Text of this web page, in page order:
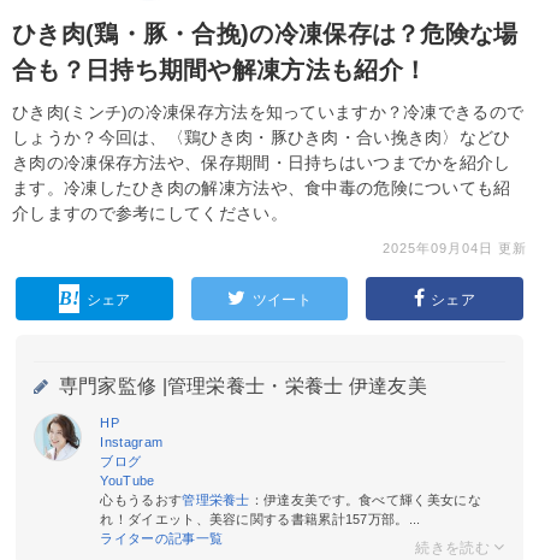
ひき肉(鶏・豚・合挽)の冷凍保存は？危険な場
合も？日持ち期間や解凍方法も紹介！
ひき肉(ミンチ)の冷凍保存方法を知っていますか？冷凍できるので
しょうか？今回は、〈鶏ひき肉・豚ひき肉・合い挽き肉〉などひ
き肉の冷凍保存方法や、保存期間・日持ちはいつまでかを紹介し
ます。冷凍したひき肉の解凍方法や、食中毒の危険についても紹
介しますので参考にしてください。
2025年09月04日 更新
シェア ツイート シェア
専門家監修 | 管理栄養士・栄養士 伊達友美
HP
Instagram
ブログ
YouTube
心もうるおす管理栄養士 ：伊達友美です。食べて輝く美女にな
れ！ダイエット、美容に関する書籍累計157万部。...
ライターの記事一覧